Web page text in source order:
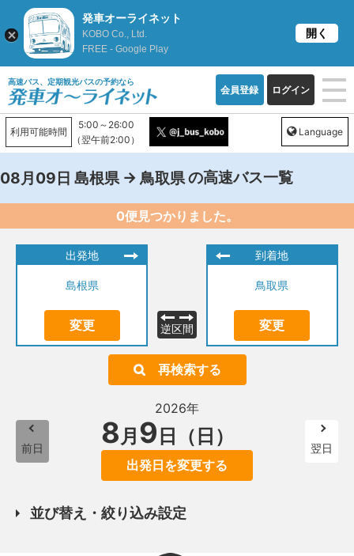
高速バス、定期観光バスの予約なら
会員登録 ログイン
利用可能時間
5:00～26:00
（翌午前2:00）
Language
08月09日 島根県 → 鳥取県の高速バス一覧
0便見つかりました。
出発地
島根県
変更 逆区間
到着地
鳥取県
変更
再検索する
前日
2026年
8月 9 日（日）
出発日を変更する
翌日
並び替え・絞り込み設定
発車オーライネット
KOBO Co., Ltd.
FREE - Google Play
開く